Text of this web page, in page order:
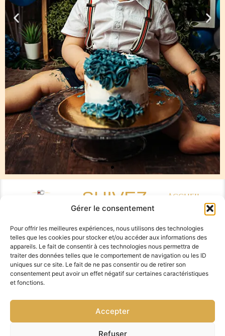
Gérer le consentement
Pour offrir les meilleures expériences, nous utilisons des technologies
telles que les cookies pour stocker et/ou accéder aux informations des
appareils. Le fait de consentir à ces technologies nous permettra de
traiter des données telles que le comportement de navigation ou les ID
uniques sur ce site. Le fait de ne pas consentir ou de retirer son
consentement peut avoir un effet négatif sur certaines caractéristiques
et fonctions.
Accepter
Refuser
SUIVEZ-
MOI
Copyright : Sabrina
Pensalfini / Réalisation
FGL-Conseils
Mentions
légales
confidentialité– Politique
Accueil
Sabrina
photographe
de mariage
originaux
Les
séances
Famille
A propos